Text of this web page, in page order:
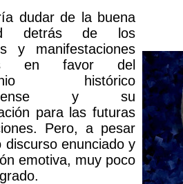
dudar de la buena
detrás de los
y manifestaciones
en favor del
histórico
y su
para las futuras
Pero, a pesar
discurso enunciado y
emotiva, muy poco